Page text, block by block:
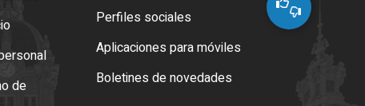
de
Perfiles sociales
Aplicaciones para móviles
Boletines de novedades